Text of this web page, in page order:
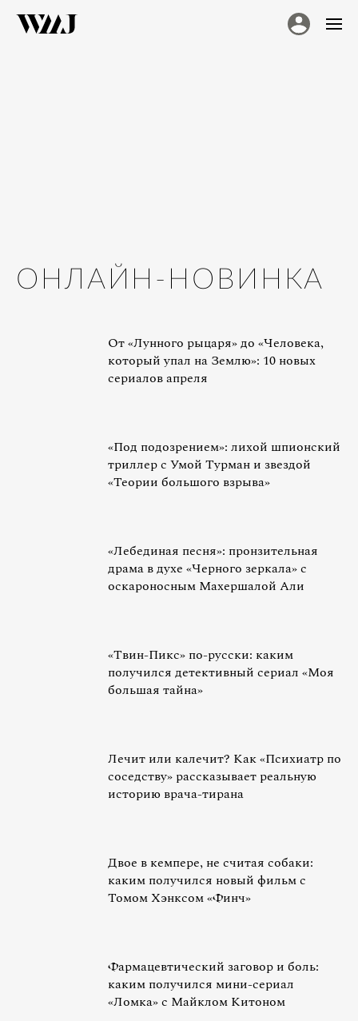
ОНЛАЙН-НОВИНКА
От «Лунного рыцаря» до «Человека,
который упал на Землю»: 10 новых
сериалов апреля
«Под подозрением»: лихой шпионский
триллер с Умой Турман и звездой
«Теории большого взрыва»
«Лебединая песня»: пронзительная
драма в духе «Черного зеркала» с
оскароносным Махершалой Али
«Твин-Пикс» по-русски: каким
получился детективный сериал «Моя
большая тайна»
Лечит или калечит? Как «Психиатр по
соседству» рассказывает реальную
историю врача-тирана
Двое в кемпере, не считая собаки:
каким получился новый фильм с
Томом Хэнксом «Финч»
Фармацевтический заговор и боль:
каким получился мини-сериал
«Ломка» с Майклом Китоном